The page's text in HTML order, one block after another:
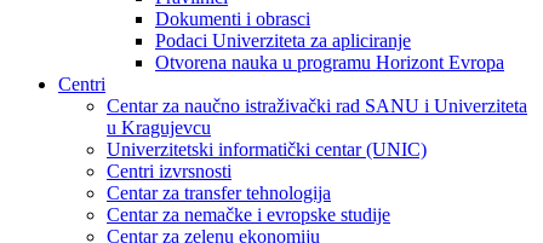
Dokumenti i obrasci
Podaci Univerziteta za apliciranje
Otvorena nauka u programu Horizont Evropa
Centri
Centar za naučno istraživački rad SANU i Univerziteta
u Kragujevcu
Univerzitetski informatički centar (UNIC)
Centri izvrsnosti
Centar za transfer tehnologija
Centar za nemačke i evropske studije
Centar za zelenu ekonomiju